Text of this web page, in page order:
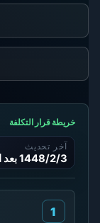
خريطة قرار التكلفة
آخر تحديث
3‏‏/2‏‏/1448 بعد الهجرة